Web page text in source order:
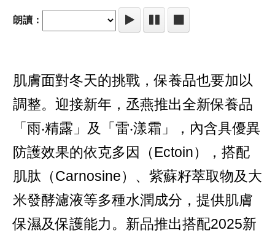
朗讀：
肌膚面對冬天的挑戰，保養品也要加以
調整。迎接新年，丞燕推出全新保養品
「雨‧精露」及「雷‧漾霜」，內含具優異
防護效果的依克多因（Ectoin），搭配
肌肽（Carnosine）、紫蘇籽萃取物及大
米發酵濾液等多種水潤成分，提供肌膚
保濕及保護能力。新品推出搭配2025新